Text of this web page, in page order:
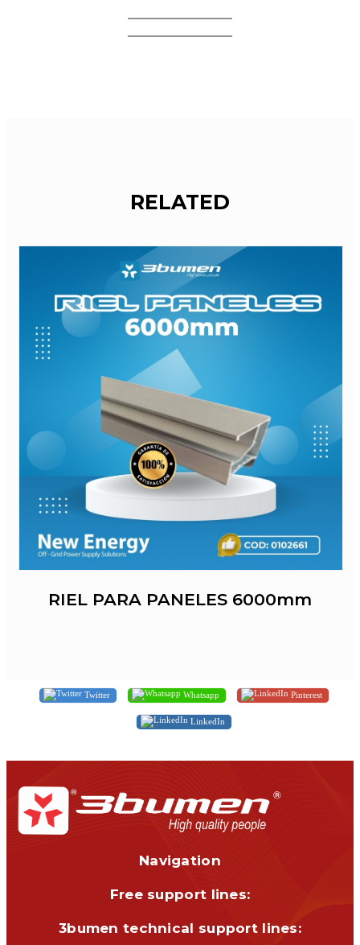
RELATED
RIEL PARA PANELES 6000mm
Twitter Whatsapp Pinterest
LinkedIn
Navigation
Free support lines:
3bumen technical support lines: